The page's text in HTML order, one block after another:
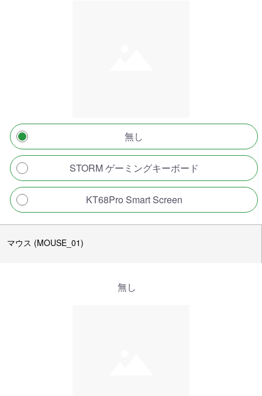
無し
STORM ゲーミングキーボード
KT68Pro Smart Screen
マウス (MOUSE_01)
無し